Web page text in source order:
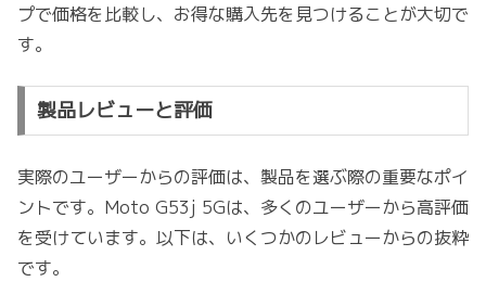
プで価格を比較し、お得な購入先を見つけることが大切で
す。
製品レビューと評価
実際のユーザーからの評価は、製品を選ぶ際の重要なポイ
ントです。Moto G53j 5Gは、多くのユーザーから高評価
を受けています。以下は、いくつかのレビューからの抜粋
です。